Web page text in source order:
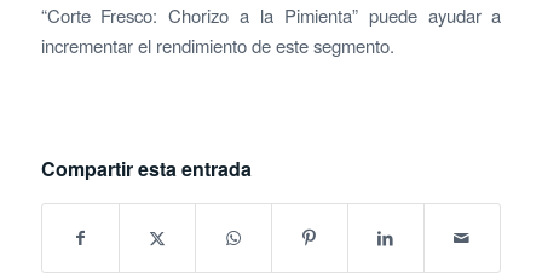
“Corte Fresco: Chorizo a la Pimienta” puede ayudar a
incrementar el rendimiento de este segmento.
Compartir esta entrada